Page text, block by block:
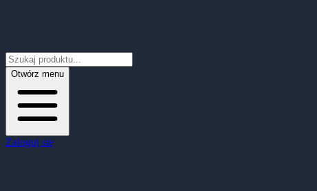
Otwórz menu
Zaloguj się